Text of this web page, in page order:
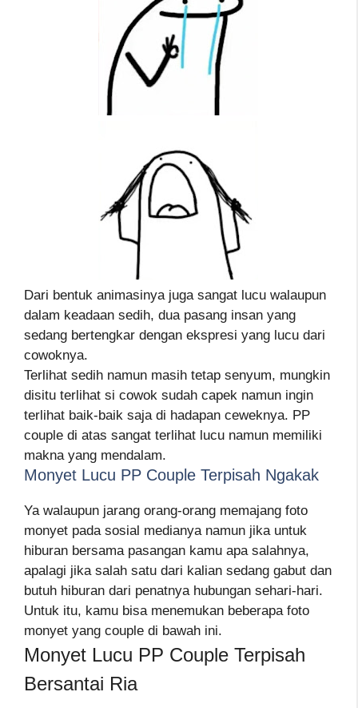
Dari bentuk animasinya juga sangat lucu walaupun
dalam keadaan sedih, dua pasang insan yang
sedang bertengkar dengan ekspresi yang lucu dari
cowoknya.
Terlihat sedih namun masih tetap senyum, mungkin
disitu terlihat si cowok sudah capek namun ingin
terlihat baik-baik saja di hadapan ceweknya. PP
couple di atas sangat terlihat lucu namun memiliki
makna yang mendalam.
Monyet Lucu PP Couple Terpisah Ngakak
Ya walaupun jarang orang-orang memajang foto
monyet pada sosial medianya namun jika untuk
hiburan bersama pasangan kamu apa salahnya,
apalagi jika salah satu dari kalian sedang gabut dan
butuh hiburan dari penatnya hubungan sehari-hari.
Untuk itu, kamu bisa menemukan beberapa foto
monyet yang couple di bawah ini.
Monyet Lucu PP Couple Terpisah
Bersantai Ria